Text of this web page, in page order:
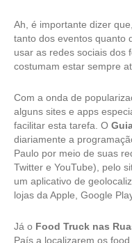
Ah, é importante dizer
tanto dos eventos quanto
usar as redes sociais dos
costumam estar sempre
Com a onda de
alguns sites e apps
facilitar esta tarefa. O
diariamente a
Paulo por meio de suas
Twitter e YouTube), pelo
um aplicativo de
lojas da Apple, Google
Já o Food Truck nas
País a localizarem os food